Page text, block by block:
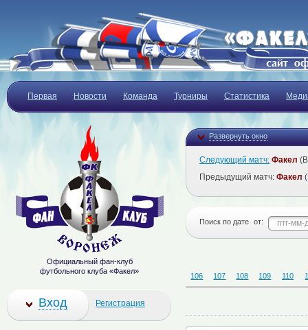
Первая Новости Команда Турниры Статистика
Развернуть окно
Следующий матч: Факел
Предыдущий матч: Факел
Поиск по дате от:
106 107 108 109 110
Официальный фан-клуб
футбольного клуба «Факел»
Вход Регистрация